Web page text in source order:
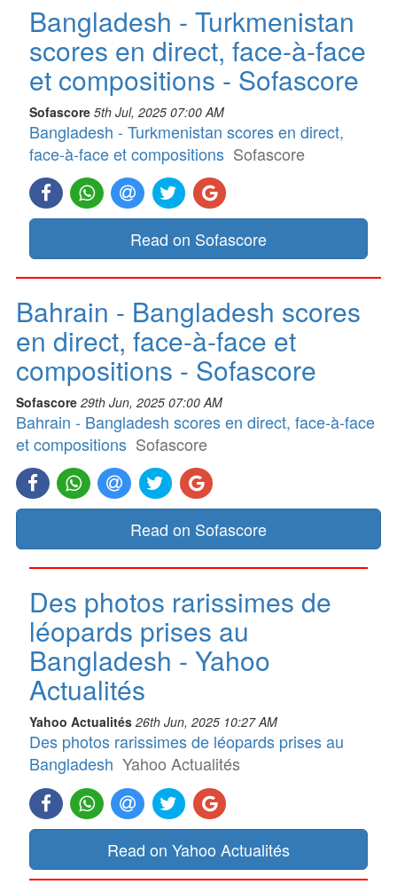
Bangladesh - Turkmenistan
scores en direct, face-à-face
et compositions - Sofascore
Sofascore 5th Jul, 2025 07:00 AM
Bangladesh - Turkmenistan scores en direct,
face-à-face et compositions Sofascore
Read on Sofascore
Bahrain - Bangladesh scores
en direct, face-à-face et
compositions - Sofascore
Sofascore 29th Jun, 2025 07:00 AM
Bahrain - Bangladesh scores en direct, face-à-face
et compositions Sofascore
Read on Sofascore
Des photos rarissimes de
léopards prises au
Bangladesh - Yahoo
Actualités
Yahoo Actualités 26th Jun, 2025 10:27 AM
Des photos rarissimes de léopards prises au
Bangladesh Yahoo Actualités
Read on Yahoo Actualités